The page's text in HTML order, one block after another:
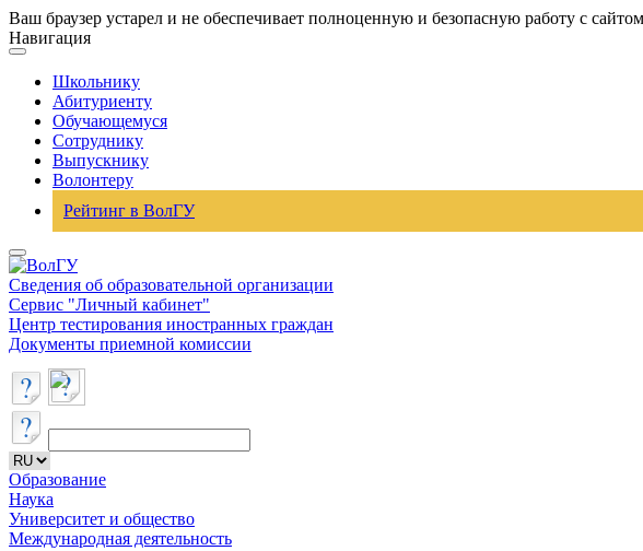
Ваш браузер устарел и не обеспечивает полноценную и безопасную работу с
Навигация
Школьнику
Абитуриенту
Обучающемуся
Сотруднику
Выпускнику
Волонтеру
Рейтинг в ВолГУ
Сведения об образовательной организации
Сервис "Личный кабинет"
Центр тестирования иностранных граждан
Документы приемной комиссии
Образование
Наука
Университет и общество
Международная деятельность